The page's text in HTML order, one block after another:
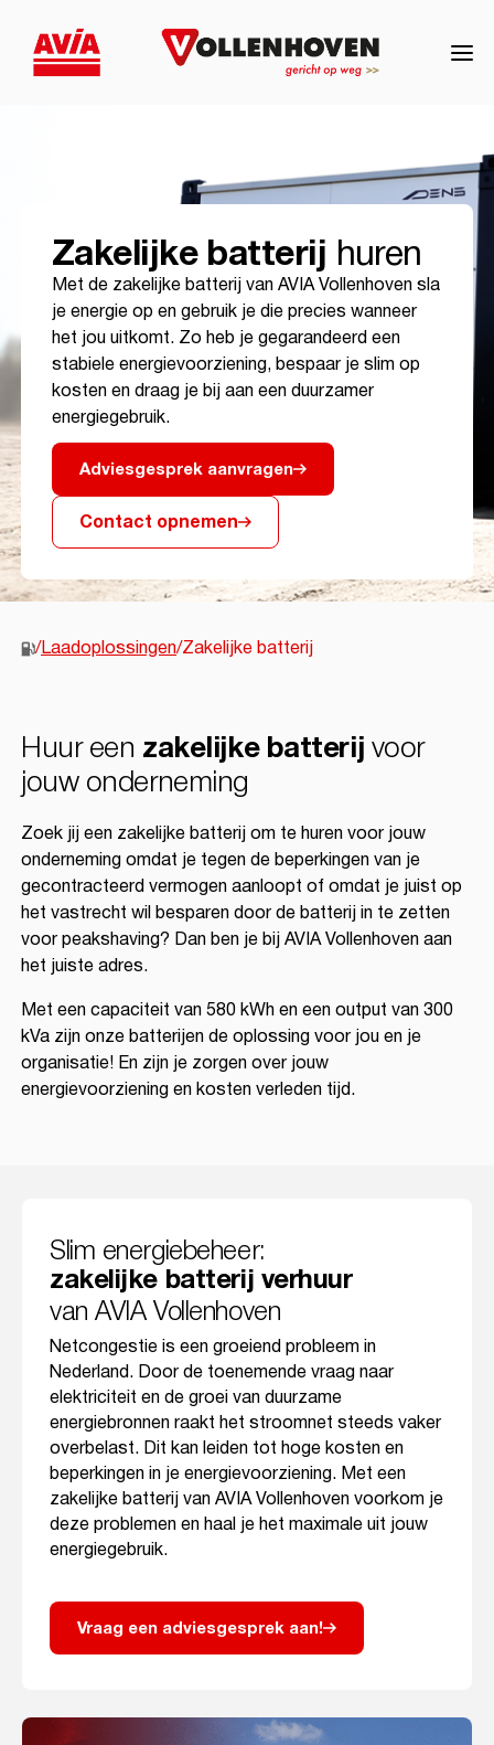
Zakelijke batterij huren
Met de zakelijke batterij van AVIA Vollenhoven sla
je energie op en gebruik je die precies wanneer
het jou uitkomt. Zo heb je gegarandeerd een
stabiele energievoorziening, bespaar je slim op
kosten en draag je bij aan een duurzamer
energiegebruik.
Adviesgesprek aanvragen
Contact opnemen
/Laadoplossingen/Zakelijke batterij
Huur een zakelijke batterijvoor
jouw onderneming
Zoek jij een zakelijke batterij om te huren voor jouw
onderneming omdat je tegen de beperkingen van je
gecontracteerd vermogen aanloopt of omdat je juist op
het vastrecht wil besparen door de batterij in te zetten
voor peakshaving? Dan ben je bij AVIA Vollenhoven aan
het juiste adres.
Met een capaciteit van 580 kWh en een output van 300
kVa zijn onze batterijen de oplossing voor jou en je
organisatie! En zijn je zorgen over jouw
energievoorziening en kosten verleden tijd.
Slim energiebeheer:
zakelijke batterij verhuur
van AVIA Vollenhoven
Netcongestie is een groeiend probleem in
Nederland. Door de toenemende vraag naar
elektriciteit en de groei van duurzame
energiebronnen raakt het stroomnet steeds vaker
overbelast. Dit kan leiden tot hoge kosten en
beperkingen in je energievoorziening. Met een
zakelijke batterij van AVIA Vollenhoven voorkom je
deze problemen en haal je het maximale uit jouw
energiegebruik.
Vraag een adviesgesprek aan!